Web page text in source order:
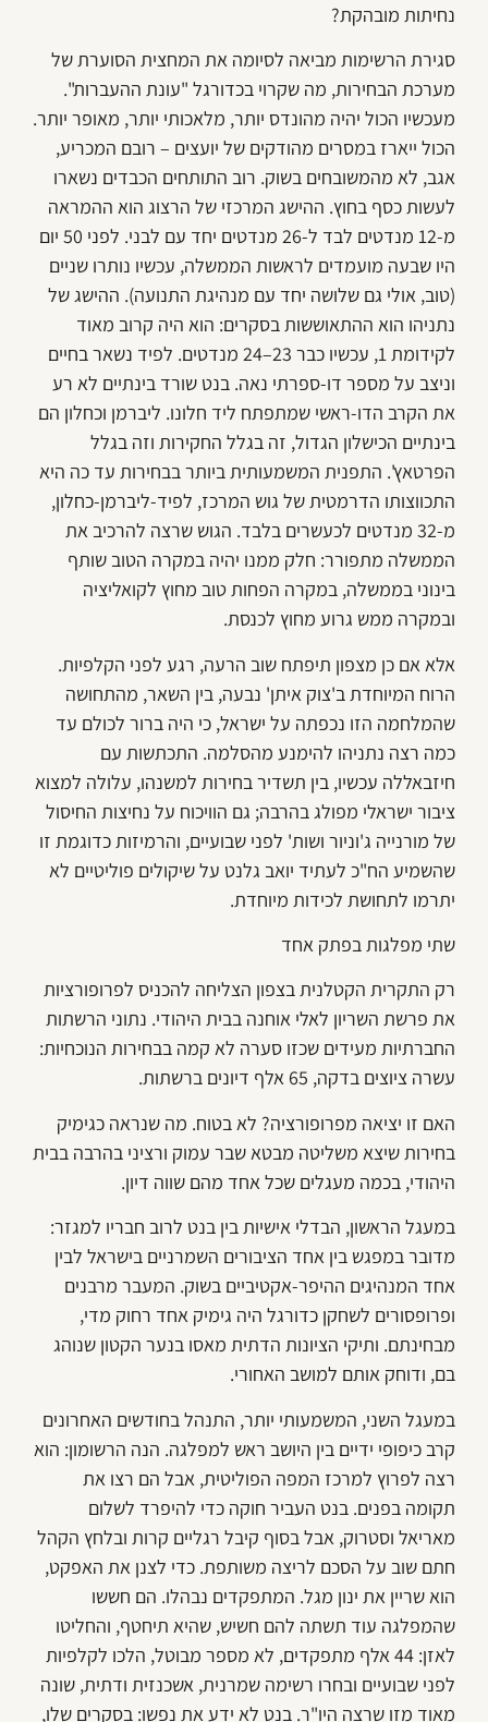
נחיתות מובהקת?
סגירת הרשימות מביאה לסיומה את המחצית הסוערת של
מערכת הבחירות, מה שקרוי בכדורגל "עונת ההעברות".
מעכשיו הכול יהיה מהונדס יותר, מלאכותי יותר, מאופר יותר.
הכול ייארז במסרים מהודקים של יועצים – רובם המכריע,
אגב, לא מהמשובחים בשוק. רוב התותחים הכבדים נשארו
לעשות כסף בחוץ. ההישג המרכזי של הרצוג הוא ההמראה
מ-12 מנדטים לבד ל-26 מנדטים יחד עם לבני. לפני 50 יום
היו שבעה מועמדים לראשות הממשלה, עכשיו נותרו שניים
(טוב, אולי גם שלושה יחד עם מנהיגת התנועה). ההישג של
נתניהו הוא ההתאוששות בסקרים: הוא היה קרוב מאוד
לקידומת 1, עכשיו כבר 23–24 מנדטים. לפיד נשאר בחיים
וניצב על מספר דו-ספרתי נאה. בנט שורד בינתיים לא רע
את הקרב הדו-ראשי שמתפתח ליד חלונו. ליברמן וכחלון הם
בינתיים הכישלון הגדול, זה בגלל החקירות וזה בגלל
הפרטאץ'. התפנית המשמעותית ביותר בבחירות עד כה היא
התכווצותו הדרמטית של גוש המרכז, לפיד-ליברמן-כחלון,
מ-32 מנדטים לכעשרים בלבד. הגוש שרצה להרכיב את
הממשלה מתפורר: חלק ממנו יהיה במקרה הטוב שותף
בינוני בממשלה, במקרה הפחות טוב מחוץ לקואליציה
ובמקרה ממש גרוע מחוץ לכנסת.
אלא אם כן מצפון תיפתח שוב הרעה, רגע לפני הקלפיות.
הרוח המיוחדת ב'צוק איתן' נבעה, בין השאר, מהתחושה
שהמלחמה הזו נכפתה על ישראל, כי היה ברור לכולם עד
כמה רצה נתניהו להימנע מהסלמה. התכתשות עם
חיזבאללה עכשיו, בין תשדיר בחירות למשנהו, עלולה למצוא
ציבור ישראלי מפולג בהרבה; גם הוויכוח על נחיצות החיסול
של מורנייה ג'וניור ושות' לפני שבועיים, והרמיזות כדוגמת זו
שהשמיע הח"כ לעתיד יואב גלנט על שיקולים פוליטיים לא
יתרמו לתחושת לכידות מיוחדת.
שתי מפלגות בפתק אחד
רק התקרית הקטלנית בצפון הצליחה להכניס לפרופורציות
את פרשת השריון לאלי אוחנה בבית היהודי. נתוני הרשתות
החברתיות מעידים שכזו סערה לא קמה בבחירות הנוכחיות:
עשרה ציוצים בדקה, 65 אלף דיונים ברשתות.
האם זו יציאה מפרופורציה? לא בטוח. מה שנראה כגימיק
בחירות שיצא משליטה מבטא שבר עמוק ורציני בהרבה בבית
היהודי, בכמה מעגלים שכל אחד מהם שווה דיון.
במעגל הראשון, הבדלי אישיות בין בנט לרוב חבריו למגזר:
מדובר במפגש בין אחד הציבורים השמרניים בישראל לבין
אחד המנהיגים ההיפר-אקטיביים בשוק. המעבר מרבנים
ופרופסורים לשחקן כדורגל היה גימיק אחד רחוק מדי,
מבחינתם. ותיקי הציונות הדתית מאסו בנער הקטון שנוהג
בם, ודוחק אותם למושב האחורי.
במעגל השני, המשמעותי יותר, התנהל בחודשים האחרונים
קרב כיפופי ידיים בין היושב ראש למפלגה. הנה הרשומון: הוא
רצה לפרוץ למרכז המפה הפוליטית, אבל הם רצו את
תקומה בפנים. בנט העביר חוקה כדי להיפרד לשלום
מאריאל וסטרוק, אבל בסוף קיבל רגליים קרות ובלחץ הקהל
חתם שוב על הסכם לריצה משותפת. כדי לצנן את האפקט,
הוא שריין את ינון מגל. המתפקדים נבהלו. הם חששו
שהמפלגה עוד תשתה להם חשיש, שהיא תיחטף, והחליטו
לאזן: 44 אלף מתפקדים, לא מספר מבוטל, הלכו לקלפיות
לפני שבועיים ובחרו רשימה שמרנית, אשכנזית ודתית, שונה
מאוד מזו שרצה היו"ר. בנט לא ידע את נפשו: בסקרים שלו,